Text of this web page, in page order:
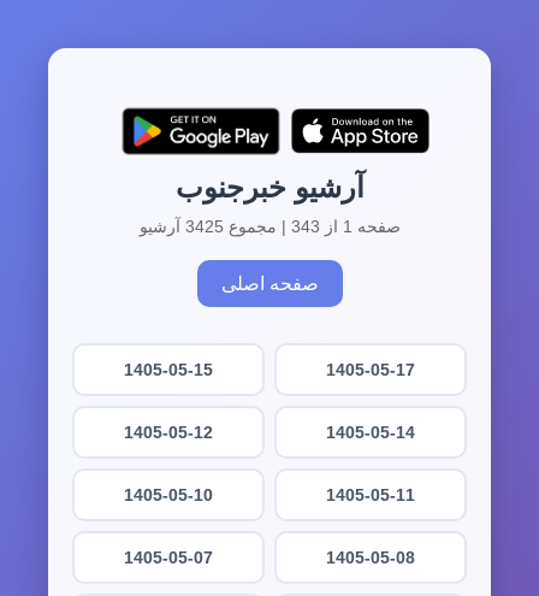
آرشیو خبرجنوب
صفحه 1 از 343 | مجموع 3425 آرشیو
صفحه اصلی
1405-05-17
1405-05-15
1405-05-14
1405-05-12
1405-05-11
1405-05-10
1405-05-08
1405-05-07